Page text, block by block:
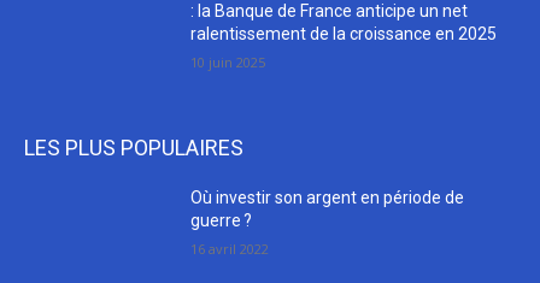
: la Banque de France anticipe un net
ralentissement de la croissance en 2025
10 juin 2025
LES PLUS POPULAIRES
Où investir son argent en période de
guerre ?
16 avril 2022